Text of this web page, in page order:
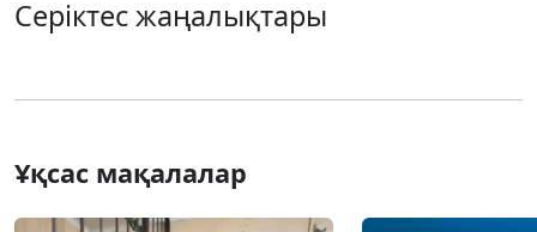
Серіктес жаңалықтары
Ұқсас мақалалар